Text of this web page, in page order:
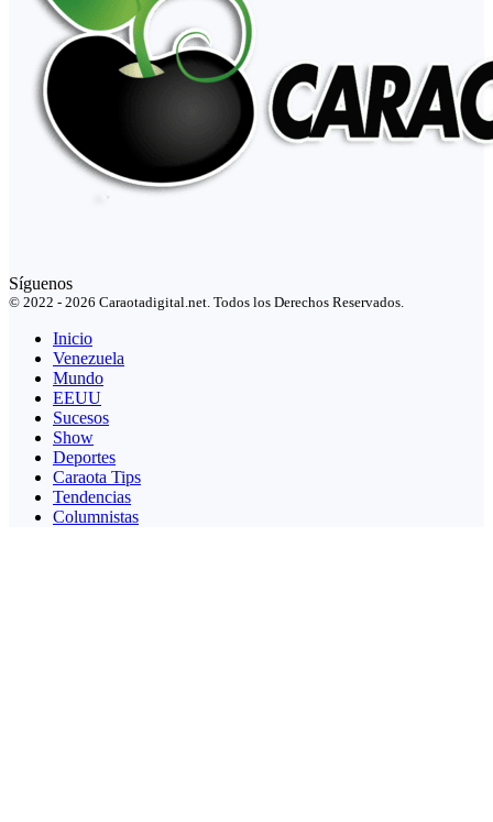
Síguenos
© 2022 - 2026 Caraotadigital.net. Todos los Derechos Reservados.
Inicio
Venezuela
Mundo
EEUU
Sucesos
Show
Deportes
Caraota Tips
Tendencias
Columnistas